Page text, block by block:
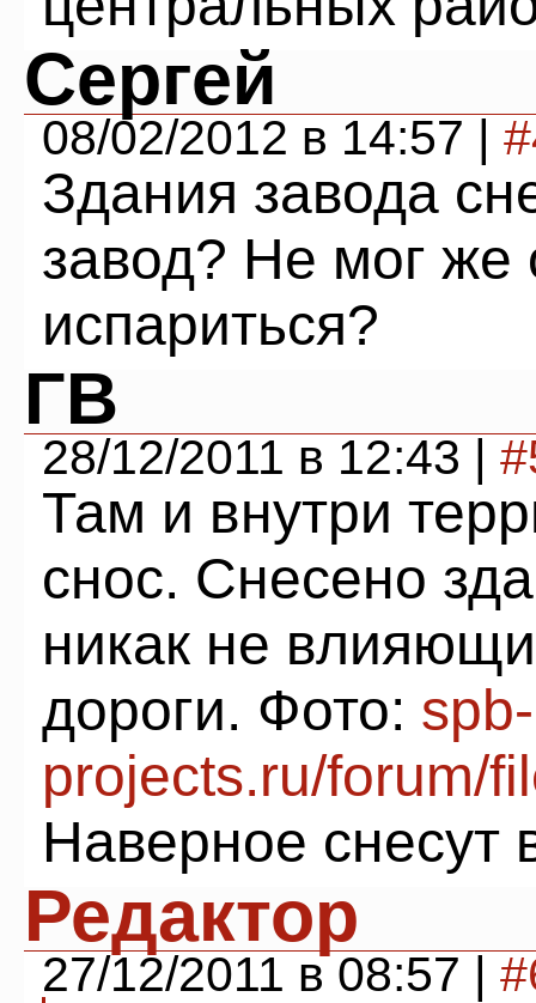
Сергей
08/02/2012 в 14:57 |
Здания завода
завод? Не мог же
испариться?
ГВ
28/12/2011 в 12:43 |
Там и внутри
снос. Снесено
никак не
дороги. Фото: spb-
projects.ru/forum/
Наверное снесут
Редактор
27/12/2011 в 08:57 |